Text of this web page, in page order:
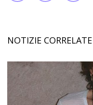
NOTIZIE CORRELATE